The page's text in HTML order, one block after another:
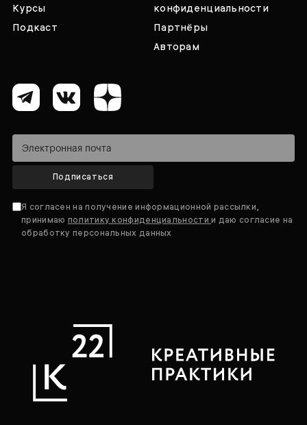
Курсы
Подкаст
конфиденциальности
Партнёры
Авторам
Подписаться
Я согласен на получение информационной рассылки,
принимаю политику конфиденциальностии даю согласие на
обработку персональных данных